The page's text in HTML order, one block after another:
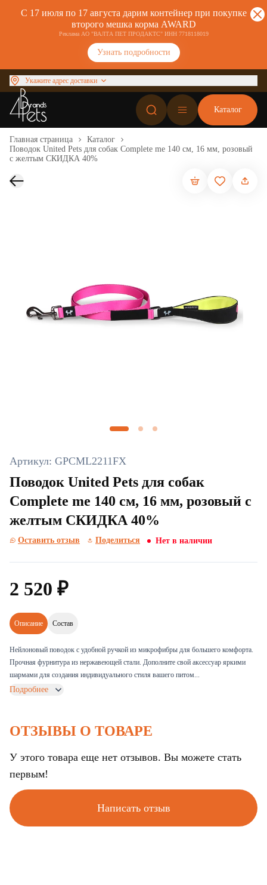
С 17 июля по 17 августа дарим контейнер при покупке
второго мешка корма AWARD
Реклама АО "ВАЛТА ПЕТ ПРОДАКТС" ИНН 7718118019
Узнать подробности
Укажите адрес доставки
Каталог
Главная страница
Каталог
Поводок United Pets для собак Complete me 140 см, 16 мм, розовый
с желтым СКИДКА 40%
Артикул: GPCML2211FX
Поводок United Pets для собак
Complete me 140 см, 16 мм, розовый с
желтым СКИДКА 40%
Оставить отзыв Поделиться Нет в наличии
2 520 ₽
Описание Состав
Нейлоновый поводок с удобной ручкой из микрофибры для большего комфорта.
Прочная фурнитура из нержавеющей стали. Дополните свой аксессуар яркими
шармами для создания индивидуального стиля вашего питом...
Подробнее
ОТЗЫВЫ О ТОВАРЕ
У этого товара еще нет отзывов. Вы можете стать
первым!
Написать отзыв